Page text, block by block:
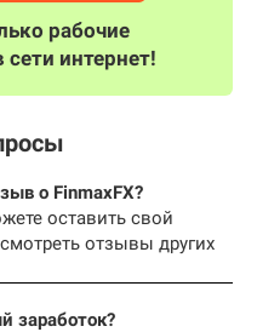
рабочие
интернет!
о FinmaxFX?
оставить свой
отзывы других
заработок?